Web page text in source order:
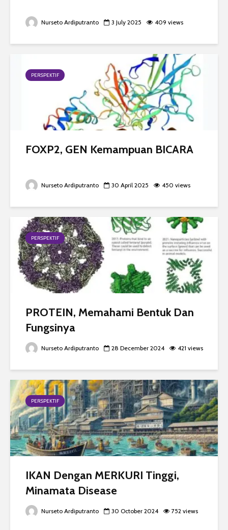
Nurseto Ardiputranto 3 July 2025 409 views
PERSPEKTIF
FOXP2, GEN Kemampuan BICARA
Nurseto Ardiputranto 30 April 2025 450 views
PERSPEKTIF
PROTEIN, Memahami Bentuk Dan
Fungsinya
Nurseto Ardiputranto 28 December 2024 421 views
PERSPEKTIF
IKAN Dengan MERKURI Tinggi,
Minamata Disease
Nurseto Ardiputranto 30 October 2024 752 views